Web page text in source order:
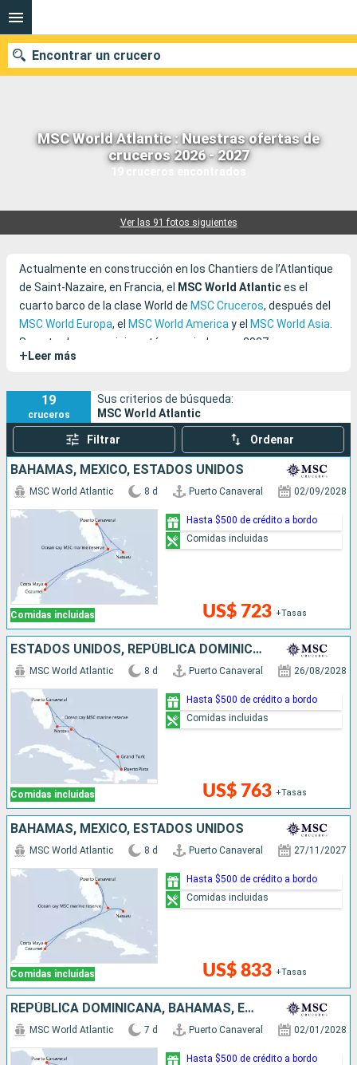
MSC World Atlantic : Nuestras ofertas de
cruceros 2026 - 2027
19 cruceros encontrados
Ver las 91 fotos siguientes
Encontrar un crucero
Nuestros destinos
Actualmente en construcción en los Chantiers de l’Atlantique
de Saint-Nazaire, en Francia, el
MSC World Atlantices el
cuarto barco de la clase World de MSC Cruceros, después del
MSC World Europa, el MSC World Americay el MSC World Asia.
Su entrada en servicio está anunciada para 2027, con una
propuesta pensada para combinar el estilo europeo
adaptado al mercado norteamericano.
+ Leer más
19
cruceros
Sus criterios de búsqueda:
MSC World Atlantic
Filtrar Ordenar
BAHAMAS, MÉXICO, ESTADOS UNIDOS
Comidas incluidas
MSC World Atlantic 8 d Puerto Canaveral 02/09/2028
US$ 723 +Tasas
Hasta $500 de crédito a bordo
Comidas incluidas
ESTADOS UNIDOS, REPÚBLICA DOMINICANA, BAHAMAS
Comidas incluidas
MSC World Atlantic 8 d Puerto Canaveral 26/08/2028
US$ 763 +Tasas
Hasta $500 de crédito a bordo
Comidas incluidas
BAHAMAS, MÉXICO, ESTADOS UNIDOS
Comidas incluidas
MSC World Atlantic 8 d Puerto Canaveral 27/11/2027
US$ 833 +Tasas
Hasta $500 de crédito a bordo
Comidas incluidas
REPÚBLICA DOMINICANA, BAHAMAS, ESTADOS UNIDOS
MSC World Atlantic 7 d Puerto Canaveral 02/01/2028
Hasta $500 de crédito a bordo